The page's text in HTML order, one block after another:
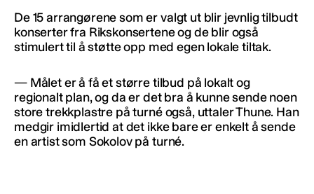
De 15 arrangørene som er valgt ut blir jevnlig tilbudt
konserter fra Rikskonsertene og de blir også
stimulert til å støtte opp med egen lokale tiltak.
— Målet er å få et større tilbud på lokalt og
regionalt plan, og da er det bra å kunne sende noen
store trekkplastre på turné også, uttaler Thune. Han
medgir imidlertid at det ikke bare er enkelt å sende
en artist som Sokolov på turné.